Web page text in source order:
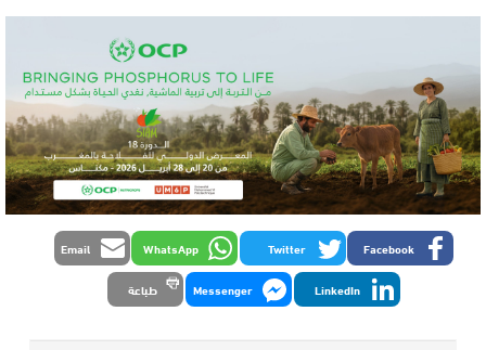
Facebook
Twitter
WhatsApp
Email
LinkedIn
Messenger طباعة